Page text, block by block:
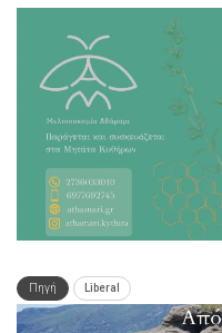
Πηγή Liberal